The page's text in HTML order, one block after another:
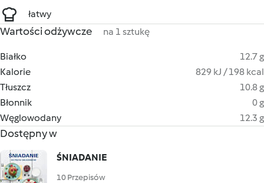
łatwy
Wartości odżywcze na 1 sztukę
Białko
12.7 g
Kalorie
829 kJ / 198 kcal
Tłuszcz
10.8 g
Błonnik
0 g
Węglowodany
12.3 g
Dostępny w
ŚNIADANIE
10 Przepisów